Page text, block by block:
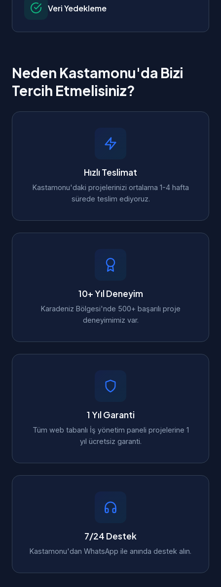
Veri Yedekleme
Neden Kastamonu'da Bizi
Tercih Etmelisiniz?
Hızlı Teslimat
Kastamonu'daki projelerinizi ortalama 1-4 hafta
sürede teslim ediyoruz.
10+ Yıl Deneyim
Karadeniz Bölgesi'nde 500+ başarılı proje
deneyimimiz var.
1 Yıl Garanti
Tüm web tabanlı İş yönetim paneli projelerine 1
yıl ücretsiz garanti.
7/24 Destek
Kastamonu'dan WhatsApp ile anında destek alın.